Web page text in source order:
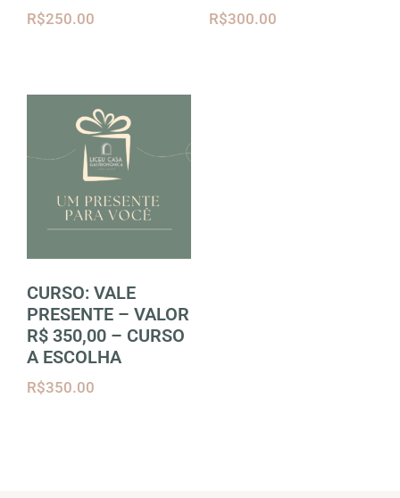
R$250.00 R$300.00
CURSO: VALE
PRESENTE – VALOR
R$ 350,00 – CURSO
A ESCOLHA
R$350.00